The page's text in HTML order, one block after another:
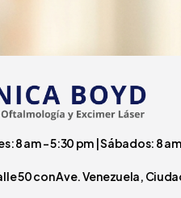
8 am - 5:30 pm | Sábados: 8
50 con Ave. Venezuela,